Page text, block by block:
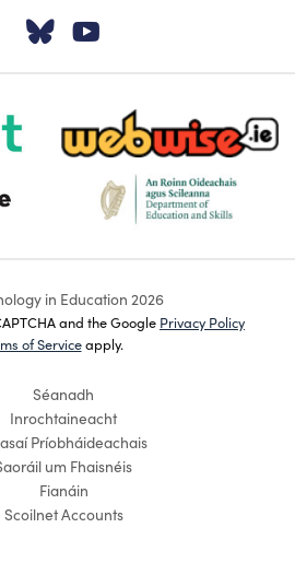
Tabhair cuairt ar
webwise-logo-sticky
dept-education-footer-
in Education 2026
and the Google Privacy Policy
of Serviceapply.
Séanadh
Inrochtaineacht
Príobháideachais
um Fhaisnéis
Fianáin
Scoilnet Accounts